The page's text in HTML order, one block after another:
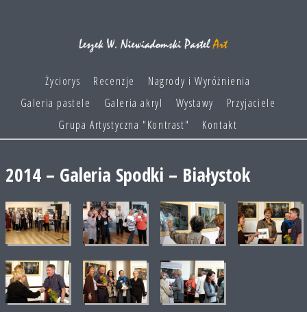
Życiorys Recenzje
Nagrody i Wyróżnienia
Galeria pastele
Galeria akryl Wystawy
Przyjaciele
Grupa Artystyczna "Kontrast"
Kontakt
2014 – Galeria Spodki – Białystok